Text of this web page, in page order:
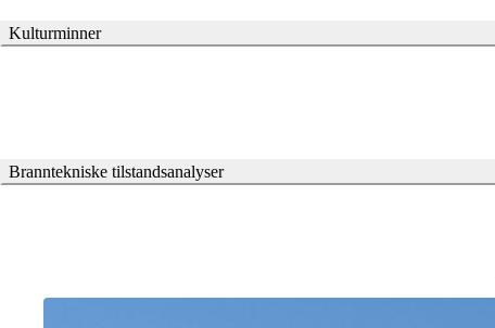
Kulturminner
Branntekniske tilstandsanalyser